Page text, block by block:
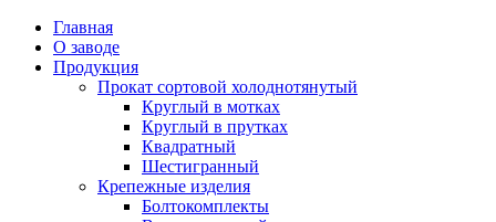
Главная
О заводе
Продукция
Прокат сортовой холоднотянутый
Круглый в мотках
Круглый в прутках
Квадратный
Шестигранный
Крепежные изделия
Болтокомплекты